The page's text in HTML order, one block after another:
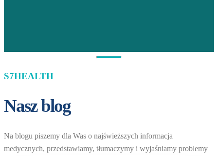
S7HEALTH
Nasz blog
Na blogu piszemy dla Was o najświeższych informacja
medycznych, przedstawiamy, tłumaczymy i wyjaśniamy problemy